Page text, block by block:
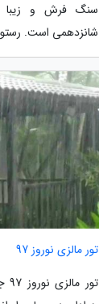
سنگ فرش و زیبا
شانزدهمی است.
تور مالزی نوروز 97